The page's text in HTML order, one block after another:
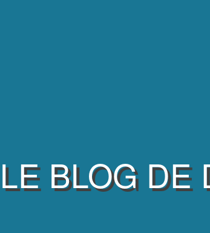
LE BLOG DE